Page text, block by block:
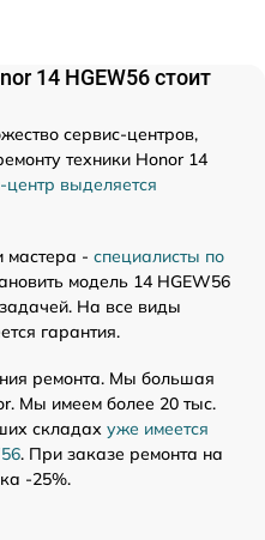
14 HGEW56 стоит
сервис-центров,
техники Honor 14
выделяется
- специалисты по
модель 14 HGEW56
На все виды
гарантия.
ремонта. Мы большая
Мы имеем более 20 тыс.
складах уже имеется
. При заказе ремонта на
-25%.